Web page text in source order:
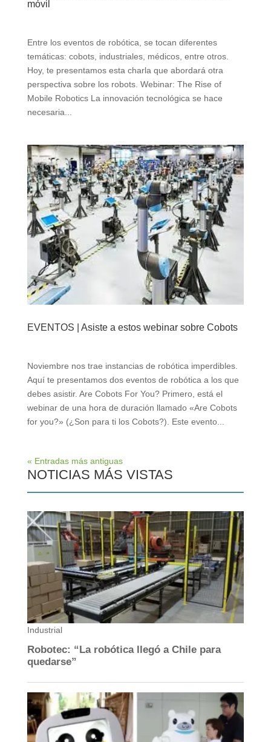
móvil
Entre los eventos de robótica, se tocan diferentes
temáticas: cobots, industriales, médicos, entre otros.
Hoy, te presentamos esta charla que abordará otra
perspectiva sobre los robots. Webinar: The Rise of
Mobile Robotics La innovación tecnológica se hace
necesaria...
EVENTOS | Asiste a estos webinar sobre Cobots
Noviembre nos trae instancias de robótica imperdibles.
Aquí te presentamos dos eventos de robótica a los que
debes asistir. Are Cobots For You? Primero, está el
webinar de una hora de duración llamado «Are Cobots
for you?» (¿Son para ti los Cobots?). Este evento...
« Entradas más antiguas
NOTICIAS MÁS VISTAS